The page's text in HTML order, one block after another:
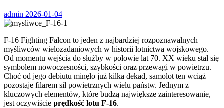
admin 2026-01-04
F-16 Fighting Falcon to jeden z najbardziej rozpoznawalnych
myśliwców wielozadaniowych w historii lotnictwa wojskowego.
Od momentu wejścia do służby w połowie lat 70. XX wieku stał się
symbolem nowoczesności, szybkości oraz przewagi w powietrzu.
Choć od jego debiutu minęło już kilka dekad, samolot ten wciąż
pozostaje filarem sił powietrznych wielu państw. Jednym z
kluczowych elementów, które budzą największe zainteresowanie,
jest oczywiście prędkość lotu F-16.